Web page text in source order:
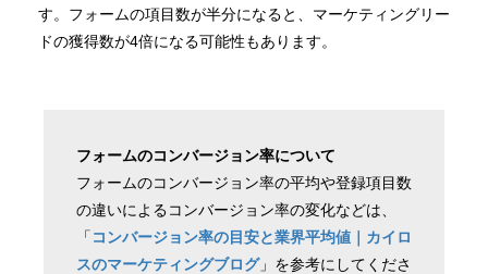
す。フォームの項目数が半分になると、マーケティングリー
ドの獲得数が4倍になる可能性もあります。
フォームのコンバージョン率について
フォームのコンバージョン率の平均や登録項目数
の違いによるコンバージョン率の変化などは、
「 コンバージョン率の目安と業界平均値｜カイロ
スのマーケティングブログ」を参考にしてくださ